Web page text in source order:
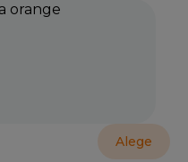
Alege